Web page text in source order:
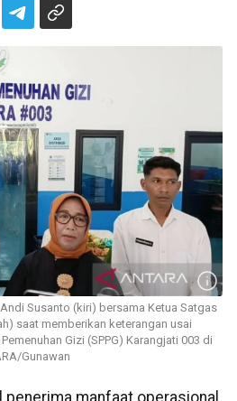
Susanto (kiri) bersama Ketua Satgas
saat memberikan keterangan usai
Gizi (SPPG) Karangjati 003 di
Gunawan